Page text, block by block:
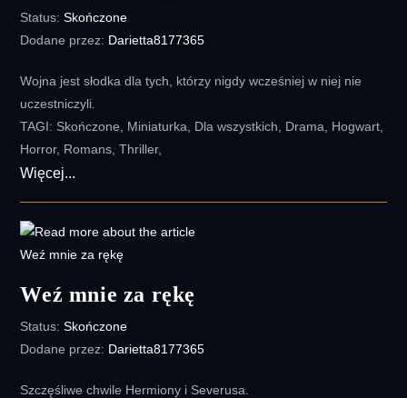
Status:Skończone
Dodane przez: Darietta8177365
Wojna jest słodka dla tych, którzy nigdy wcześniej w niej nie
uczestniczyli.
TAGI: Skończone, Miniaturka, Dla wszystkich, Drama, Hogwart,
Horror, Romans, Thriller,
Więcej...
wychodzi
słońce
Weź mnie za rękę
Status:Skończone
Dodane przez: Darietta8177365
Szczęśliwe chwile Hermiony i Severusa.